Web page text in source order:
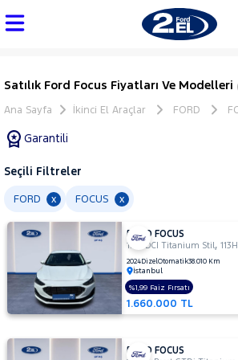
Satılık Ford Focus Fiyatları Ve Modelleri
Ana Sayfa İkinci El Araçlar FORD
Garantili
Tüm
AUDI
BMC
BMW
BYD
Seçili Filtreler
FORD x FOCUS x
FORD FOCUS
1.5 TDCI Titanium Stil,
2024DizelOtomatik38.010 Km
İstanbul
1.660.000 TL
%1,99 Faiz Fırsatı
FORD FOCUS